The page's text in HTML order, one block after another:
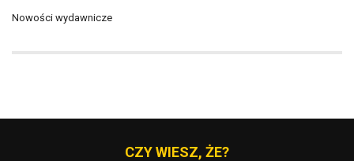
Nowości wydawnicze
CZY WIESZ, ŻE?